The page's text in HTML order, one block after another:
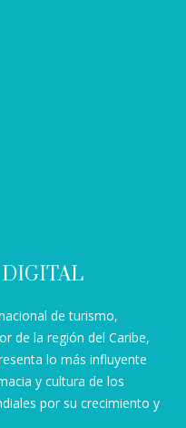
DIGITAL
de turismo,
de la región del Caribe,
lo más influyente
y cultura de los
por su crecimiento y